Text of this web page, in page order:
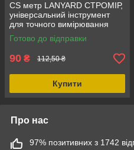
CS метр LANYARD СТРОМІР,
універсальний інструмент
для точного вимірювання
довжини, тип - універсальний
Готово до відправки
90 ₴ 112,50 ₴
Купити
Про нас
97% позитивних з 1742